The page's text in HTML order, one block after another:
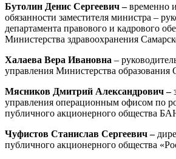
Бутолин Денис Сергеевич –временно
обязанности заместителя министра –
департамента правового и кадрового
Министерства здравоохранения
Халаева Вера Ивановна –
управления Министерства образования
Мясников Дмитрий Александрович –
управления операционным офисом по
публичного акционерного общества
Чуфистов Станислав Сергеевич –
публичного акционерного общества